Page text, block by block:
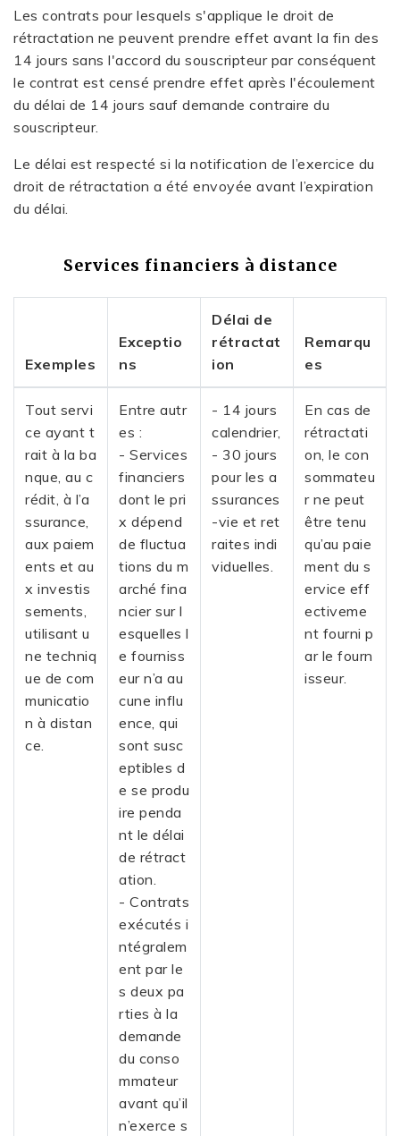
Les contrats pour lesquels s'applique le droit de
rétractation ne peuvent prendre effet avant la fin des
14 jours sans l'accord du souscripteur par conséquent
le contrat est censé prendre effet après l'écoulement
du délai de 14 jours sauf demande contraire du
souscripteur.
Le délai est respecté si la notification de l’exercice du
droit de rétractation a été envoyée avant l’expiration
du délai.
Services financiers à distance
Exemples
Exceptio
ns
Délai de
rétractat
ion
Remarqu
es
Tout servi
ce ayant t
rait à la ba
nque, au c
rédit, à l’a
ssurance,
aux paiem
ents et au
x investis
sements,
utilisant u
ne techniq
ue de com
municatio
n à distan
ce.
Entre autr
es :
- Services
financiers
dont le pri
x dépend
de fluctua
tions du m
arché fina
ncier sur l
esquelles l
e fourniss
eur n’a au
cune influ
ence, qui
sont susc
eptibles d
e se produ
ire penda
nt le délai
de rétract
ation.
- Contrats
exécutés i
ntégralem
ent par le
s deux pa
rties à la
demande
du conso
mmateur
avant qu’il
n’exerce s
- 14 jours
calendrier,
- 30 jours
pour les a
ssurances
-vie et ret
raites indi
viduelles.
En cas de
rétractati
on, le con
sommateu
r ne peut
être tenu
qu’au paie
ment du s
ervice eff
ectiveme
nt fourni p
ar le fourn
isseur.